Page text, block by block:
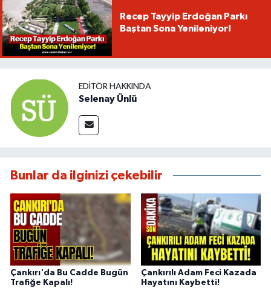
Recep Tayyip Erdoğan Parkı
Baştan Sona Yenileniyor!
EDITÖR HAKKINDA
Selenay Ünlü
Bunlar da ilginizi çekebilir
Çankırı'da Bu Cadde Bugün
Trafiğe Kapalı!
Çankırılı Adam Feci Kazada
Hayatını Kaybetti!